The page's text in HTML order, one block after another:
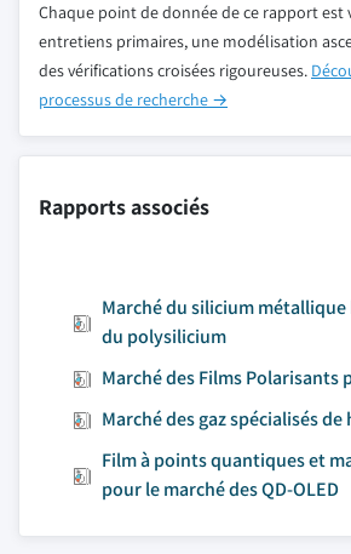
Chaque point de donnée de ce rapport est
entretiens primaires, une modélisation
des vérifications croisées rigoureuses.
processus de recherche →
Rapports associés
Marché du silicium
du polysilicium
Marché des Films Polarisants
Marché des gaz spécialisés
Film à points quantiques et
pour le marché des QD-OLED